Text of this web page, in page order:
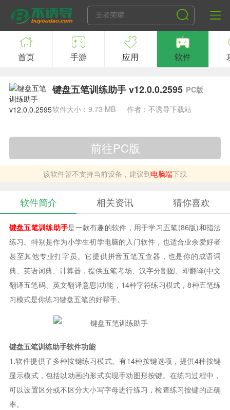
首页 手游 应用 软件
键盘五笔训练助手 v12.0.0.2595 PC版
软件大小：9.73 MB
作者：不诱导下载站
前往PC版
该软件暂不支持当前设备，建议到电脑端下载
软件简介 相关资讯 猜你喜欢
键盘五笔训练助手是一款有趣的软件，用于学习五笔(86版)和指法
练习。特别是作为小学生初学电脑的入门软件，也适合业余爱好者
甚至其他专业打字员。它提供拼音五笔互查器，也是你的成语词
典、英语词典、计算器，提供五笔考场、汉字分割图、即翻译(中文
翻译五笔码、英文翻译意思)功能，14种字符练习模式，8种五笔练
习模式是你练习键盘五笔的好帮手。
键盘五笔训练助手软件功能
1.软件提供了多种按键练习模式。有14种按键选项，提供4种按键
显示模式，包括以动画的形式实现手动图形按键。在练习过程中，
可以设置区分或不区分大小写字母进行练习，检查练习按键的正确
率。